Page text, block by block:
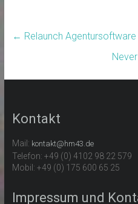
← Relaunch Agentursoftware
Kontakt
Mail: kontakt@hm43.de
Telefon: +49 (0) 4102 98 22 579
Mobil: +49 (0) 175 600 65 25
Impressum und